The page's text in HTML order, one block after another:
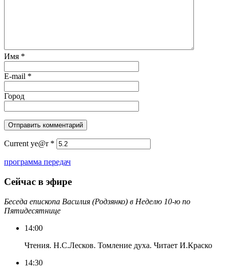
Имя *
E-mail *
Город
Current ye@r *
программа передач
Сейчас в эфире
Беседа епископа Василия (Родзянко) в Неделю 10-ю по
Пятидесятнице
14:00
Чтения. Н.С.Лесков. Томление духа. Читает И.Краско
14:30